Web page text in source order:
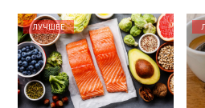
ЛУЧШЕЕ